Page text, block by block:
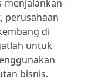
menjalankan-
perusahaan
di
untuk
bisnis.